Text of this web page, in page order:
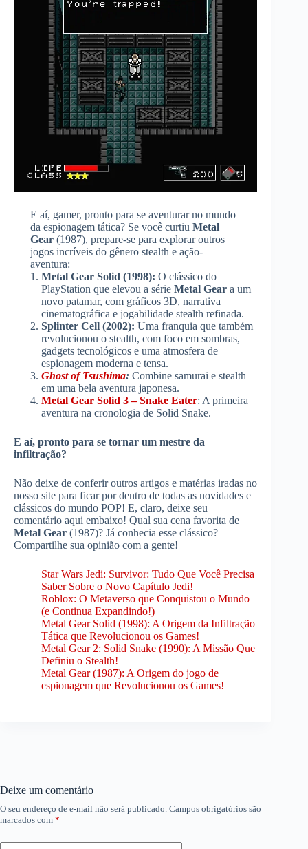
E aí, gamer, pronto para se aventurar no mundo
da espionagem tática? Se você curtiu Metal
Gear (1987), prepare-se para explorar outros
jogos incríveis do gênero stealth e ação-
aventura:
Metal Gear Solid (1998): O clássico do
PlayStation que elevou a série Metal Gear a um
novo patamar, com gráficos 3D, narrativa
cinematográfica e jogabilidade stealth refinada.
Splinter Cell (2002): Uma franquia que também
revolucionou o stealth, com foco em sombras,
gadgets tecnológicos e uma atmosfera de
espionagem moderna e tensa.
Ghost of Tsushima: Combine samurai e stealth
em uma bela aventura japonesa.
Metal Gear Solid 3 – Snake Eater: A primeira
aventura na cronologia de Solid Snake.
E aí, pronto para se tornar um mestre da
infiltração?
Não deixe de conferir outros artigos e matérias iradas no
nosso site para ficar por dentro de todas as novidades e
clássicos do mundo POP! E, claro, deixe seu
comentário aqui embaixo! Qual sua cena favorita de
Metal Gear (1987)? Já conhecia esse clássico?
Compartilhe sua opinião com a gente!
Star Wars Jedi: Survivor: Tudo Que Você Precisa
Saber Sobre o Novo Capítulo Jedi!
Roblox: O Metaverso que Conquistou o Mundo
(e Continua Expandindo!)
Metal Gear Solid (1998): A Origem da Infiltração
Tática que Revolucionou os Games!
Metal Gear 2: Solid Snake (1990): A Missão Que
Definiu o Stealth!
Metal Gear (1987): A Origem do jogo de
espionagem que Revolucionou os Games!
Deixe um comentário
O seu endereço de e-mail não será publicado. Campos obrigatórios são
marcados com *